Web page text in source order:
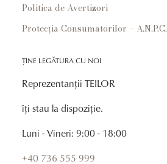
Politica de Avertizori
Protecția Consumatorilor – A.N.P.C.
ȚINE LEGĂTURA CU NOI
Reprezentanții TEILOR
îți stau la dispoziție.
Luni - Vineri: 9:00 - 18:00
+40 736 555 999